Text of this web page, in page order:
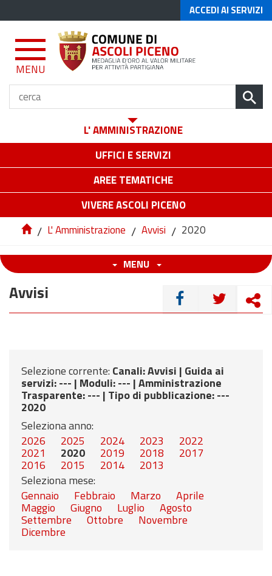
ACCEDI AI SERVIZI
MENU
L' AMMINISTRAZIONE
UFFICI E SERVIZI
AREE TEMATICHE
VIVERE ASCOLI PICENO
/ L' Amministrazione / Avvisi / 2020
MENU
CONDIVIDI
Avvisi
Selezione corrente: Canali: Avvisi | Guida ai
servizi: --- | Moduli: --- |Amministrazione
Trasparente: --- | Tipo di pubblicazione: ---
2020
Seleziona anno:
2026
2025 2024 2023 2022
2021 2020 2019 2018 2017
2016 2015 2014
2013
Seleziona mese:
Gennaio
Febbraio Marzo Aprile
Maggio Giugno Luglio Agosto
Settembre Ottobre Novembre
Dicembre